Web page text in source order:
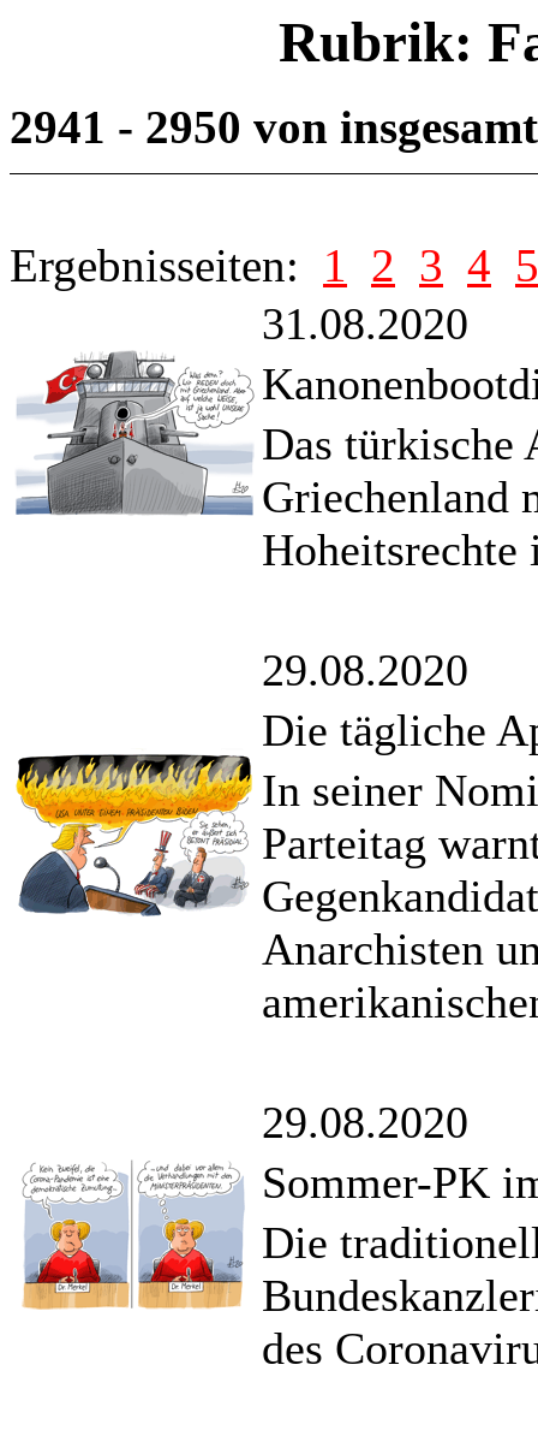
Rubrik:
2941 - 2950 von
Ergebnisseiten: 1 2 3 4 5
31.08.2020
Das türkische
Griechenland
Hoheitsrechte
29.08.2020
Die tägliche
In seiner
Parteitag
Anarchisten
29.08.2020
Sommer-PK
Die
des